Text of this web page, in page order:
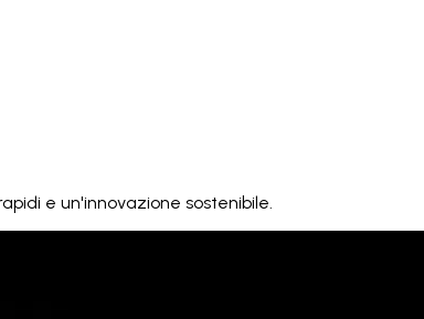
e un'innovazione sostenibile.